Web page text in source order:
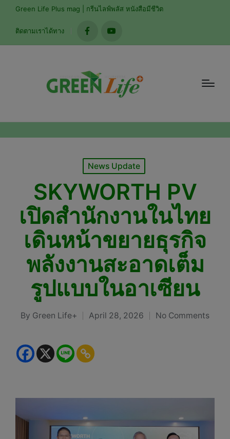
Green Life Plus mag | กรีนไลฟ์พลัส หนังสือมีชีวิต
ติดตามเราได้ทาง
facebookyoutube
Posted
News Update
SKYWORTH PV
เปิดสำนักงานในไทย
เดินหน้าขยายธุรกิจ
พลังงานสะอาดเต็ม
รูปแบบในอาเซียน
Posted
By Green Life+ April 28, 2026 No Comments
modal-check